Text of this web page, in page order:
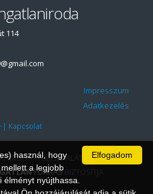
114
Impresszum
Adatkezelés
| Kapcsolat
WEBOLDALÁT ÉS ÜGYVITELI
FORRÁSBIZTOSÍTJA.
Elfogadom
használ, hogy
a legjobb
élményt nyújthassa.